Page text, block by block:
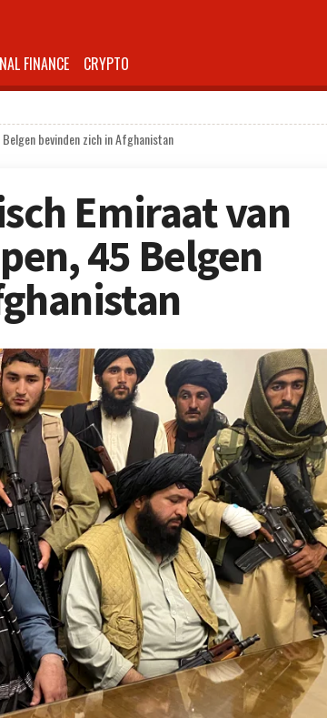
FINANCE CRYPTO
bevinden zich in Afghanistan
Emiraat van
45 Belgen